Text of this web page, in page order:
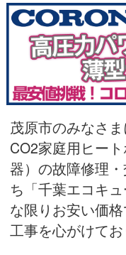
茂原市のみなさ
CO2家庭用ヒー
器）の故障修理
ち「千葉エコキ
な限りお安い価
工事を心がけてお